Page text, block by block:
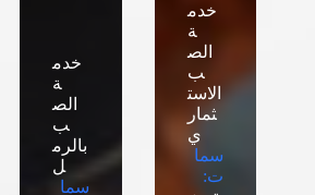
خدم
ة
الص
ب
الاست
ثمار
ي
سما
ت:
خدم
ة
الص
ب
بالرم
ل
سما